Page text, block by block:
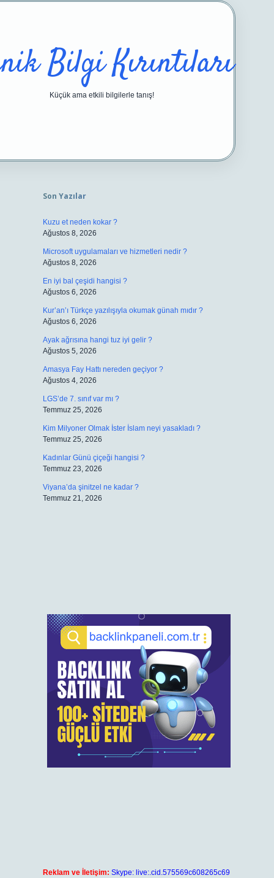
Bilgi Kırıntıları
Küçük ama etkili bilgilerle tanış!
Son Yazılar
Kuzu et neden kokar ?
Ağustos 8, 2026
Microsoft uygulamaları ve hizmetleri nedir ?
Ağustos 8, 2026
En iyi bal çeşidi hangisi ?
Ağustos 6, 2026
Kur’an’ı Türkçe yazılışıyla okumak günah mıdır ?
Ağustos 6, 2026
Ayak ağrısına hangi tuz iyi gelir ?
Ağustos 5, 2026
Amasya Fay Hattı nereden geçiyor ?
Ağustos 4, 2026
LGS’de 7. sınıf var mı ?
Temmuz 25, 2026
Kim Milyoner Olmak İster İslam neyi yasakladı ?
Temmuz 25, 2026
Kadınlar Günü çiçeği hangisi ?
Temmuz 23, 2026
Viyana’da şinitzel ne kadar ?
Temmuz 21, 2026
Reklam ve İletişim: Skype: live:.cid.575569c608265c69